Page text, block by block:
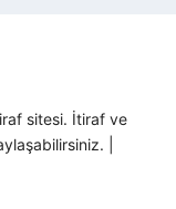
sitesi. İtiraf ve
|